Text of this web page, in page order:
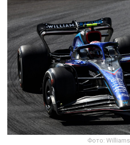
Фото: Williams